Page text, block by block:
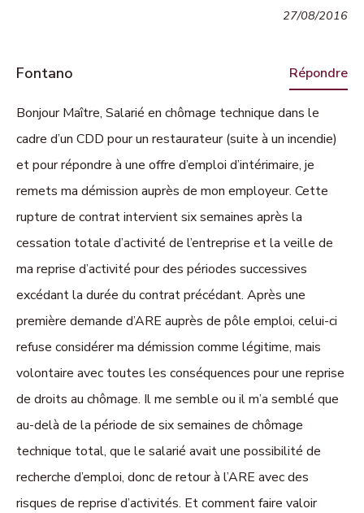
27/08/2016
Fontano Répondre
Bonjour Maître, Salarié en chômage technique dans le
cadre d’un CDD pour un restaurateur (suite à un incendie)
et pour répondre à une offre d’emploi d’intérimaire, je
remets ma démission auprès de mon employeur. Cette
rupture de contrat intervient six semaines après la
cessation totale d’activité de l’entreprise et la veille de
ma reprise d’activité pour des périodes successives
excédant la durée du contrat précédant. Après une
première demande d’ARE auprès de pôle emploi, celui-ci
refuse considérer ma démission comme légitime, mais
volontaire avec toutes les conséquences pour une reprise
de droits au chômage. Il me semble ou il m’a semblé que
au-delà de la période de six semaines de chômage
technique total, que le salarié avait une possibilité de
recherche d’emploi, donc de retour à l’ARE avec des
risques de reprise d’activités. Et comment faire valoir